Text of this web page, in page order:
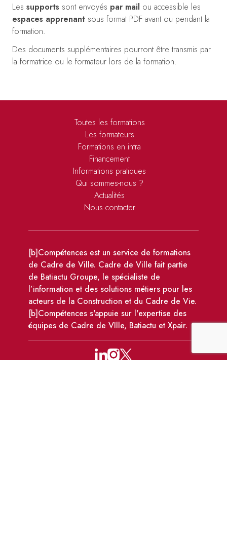
Les supports sont envoyés par mail ou accessible les
espaces apprenant sous format PDF avant ou pendant la
formation.
Des documents supplémentaires pourront être transmis par
la formatrice ou le formateur lors de la formation.
Toutes les formations
Les formateurs
Formations en intra
Financement
Informations pratiques
Qui sommes-nous ?
Actualités
Nous contacter
[b]Compétences est un service de formations
de Cadre de Ville. Cadre de Ville fait partie
de Batiactu Groupe, le spécialiste de
l’information et des solutions métiers pour les
acteurs de la Construction et du Cadre de Vie.
[b]Compétences s'appuie sur l'expertise des
équipes de Cadre de VIlle, Batiactu et Xpair.